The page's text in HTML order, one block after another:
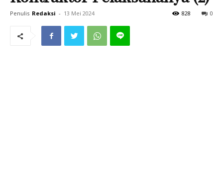
Penulis Redaksi - 13 Mei 2024 0
828